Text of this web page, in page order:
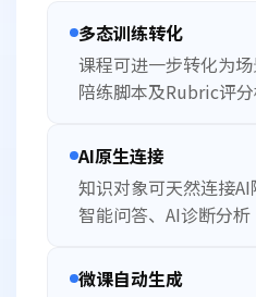
多态训练转化
课程可进一步转化为场
陪练脚本及Rubric评
AI原生连接
知识对象可天然连接AI
智能问答、AI诊断分析
微课自动生成